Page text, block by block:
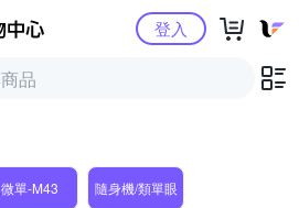
Yahoo購物中心登入
微單-M43 隨身機/類單眼